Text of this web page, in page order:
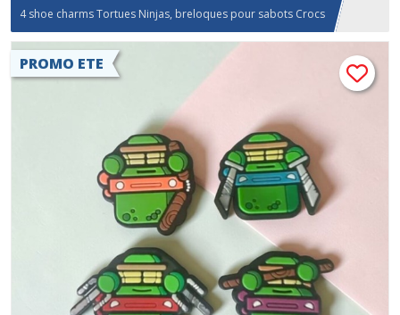
4 shoe charms Tortues Ninjas, breloques pour sabots Crocs
PROMO ETE